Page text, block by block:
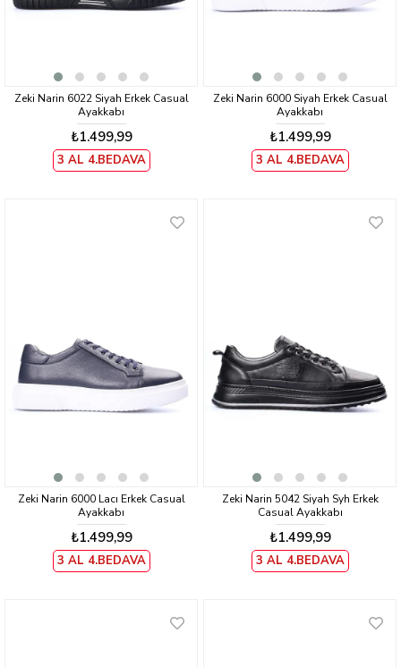
Zeki Narin 6022 Siyah Erkek Casual
Ayakkabı
₺1.499,99
3 AL 4.BEDAVA
Zeki Narin 6000 Siyah Erkek Casual
Ayakkabı
₺1.499,99
3 AL 4.BEDAVA
Zeki Narin 6000 Lacı Erkek Casual
Ayakkabı
₺1.499,99
3 AL 4.BEDAVA
Zeki Narin 5042 Siyah Syh Erkek
Casual Ayakkabı
₺1.499,99
3 AL 4.BEDAVA